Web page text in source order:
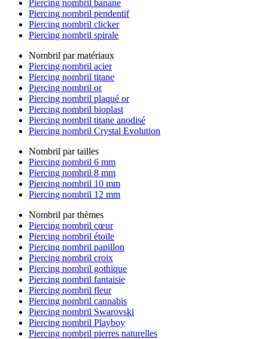
Piercing nombril banane
Piercing nombril pendentif
Piercing nombril clicker
Piercing nombril spirale
Nombril par matériaux
Piercing nombril acier
Piercing nombril titane
Piercing nombril or
Piercing nombril plaqué or
Piercing nombril bioplast
Piercing nombril titane anodisé
Piercing nombril Crystal Evolution
Nombril par tailles
Piercing nombril 6 mm
Piercing nombril 8 mm
Piercing nombril 10 mm
Piercing nombril 12 mm
Nombril par thèmes
Piercing nombril cœur
Piercing nombril étoile
Piercing nombril papillon
Piercing nombril croix
Piercing nombril gothique
Piercing nombril fantaisie
Piercing nombril fleur
Piercing nombril cannabis
Piercing nombril Swarovski
Piercing nombril Playboy
Piercing nombril pierres naturelles